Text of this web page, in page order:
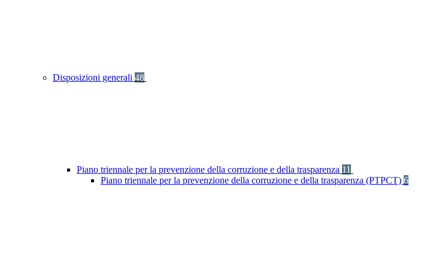
Disposizioni generali 48
Piano triennale per la prevenzione della corruzione e della trasparenza 11
Piano triennale per la prevenzione della corruzione e della trasparenza (PTPCT) 6